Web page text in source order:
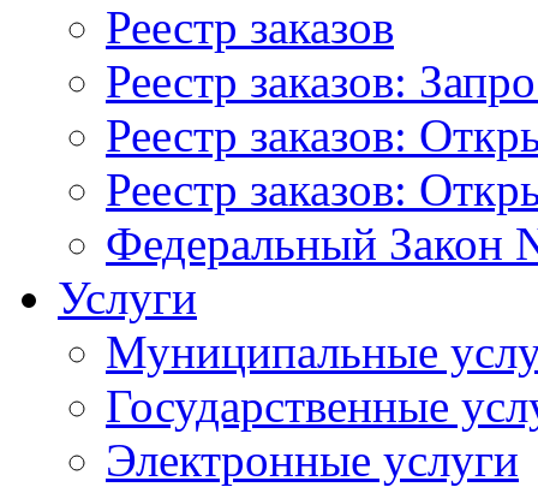
Реестр заказов
Реестр заказов:
Реестр заказов:
Реестр заказов:
Федеральный Закон
Услуги
Муниципальные
Государственные
Электронные услуги